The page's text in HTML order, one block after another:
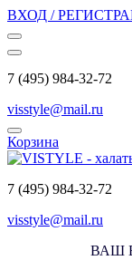
ВХОД /
7 (495) 984-32-72
visstyle@mail.ru
Корзина
7 (495) 984-32-72
visstyle@mail.ru
ВАШ